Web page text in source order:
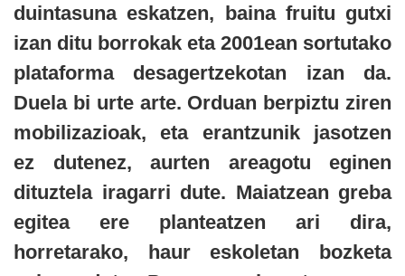
duintasuna eskatzen, baina fruitu gutxi
izan ditu borrokak eta 2001ean sortutako
plataforma desagertzekotan izan da.
Duela bi urte arte. Orduan berpiztu ziren
mobilizazioak, eta erantzunik jasotzen
ez dutenez, aurten areagotu eginen
dituztela iragarri dute. Maiatzean greba
egitea ere planteatzen ari dira,
horretarako, haur eskoletan bozketa